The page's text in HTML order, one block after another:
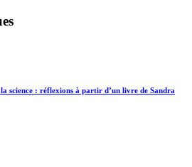
science : réflexions à partir d’un livre de Sandra